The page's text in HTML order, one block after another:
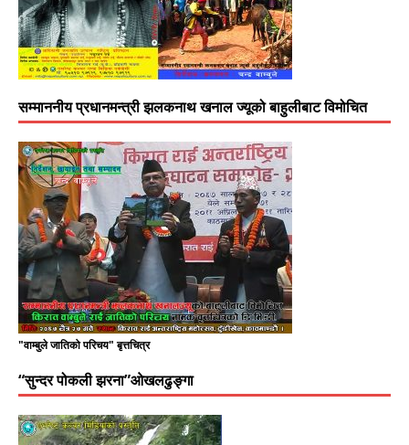
सम्माननीय प्रधानमन्त्री झलकनाथ खनाल ज्यूको बाहुलीबाट विमोचित
"वाम्बुले जातिको परिचय" बृत्तचित्र
“सुन्दर पोकली झरना”ओखलढुङ्गा